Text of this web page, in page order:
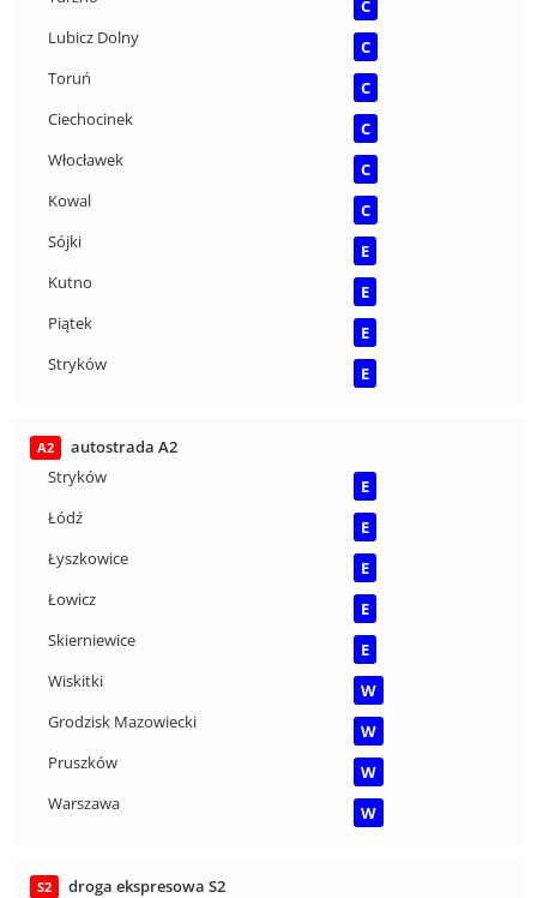
C
Lubicz Dolny
C
Toruń
C
Ciechocinek
C
Włocławek
C
Kowal
C
Sójki
E
Kutno
E
Piątek
E
Stryków
E
A2
autostrada A2
Stryków
E
Łódź
E
Łyszkowice
E
Łowicz
E
Skierniewice
E
Wiskitki
W
Grodzisk Mazowiecki
W
Pruszków
W
Warszawa
W
S2
droga ekspresowa S2